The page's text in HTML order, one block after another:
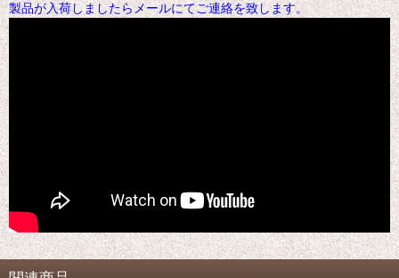
製品が入荷しましたらメールにてご連絡を致します。